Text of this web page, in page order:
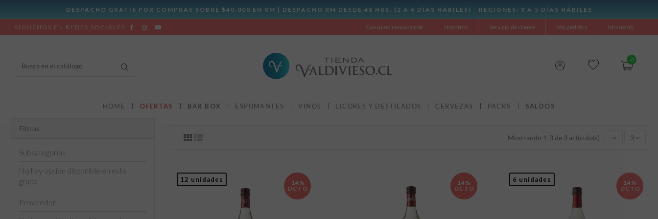
SÍGUENOS EN REDES SOCIALES Consumo responsable Nosotros Servicio de cliente Mis pedidos Mi cuenta
0
HOME OFERTAS BAR BOX ESPUMANTES VINOS LICORES Y DESTILADOS CERVEZAS PACKS SALDOS
Mostrando 1-3 de 3 artículo(s) 3
12 unidades
14%
DCTO
14%
DCTO
6 unidades
14%
DCTO
Filtros
Subcategorías
No hay opción disponible en este
grupo
Proveedor